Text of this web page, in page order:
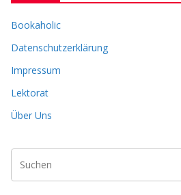
v
Bookaholic
Datenschutzerklärung
Impressum
Lektorat
Über Uns